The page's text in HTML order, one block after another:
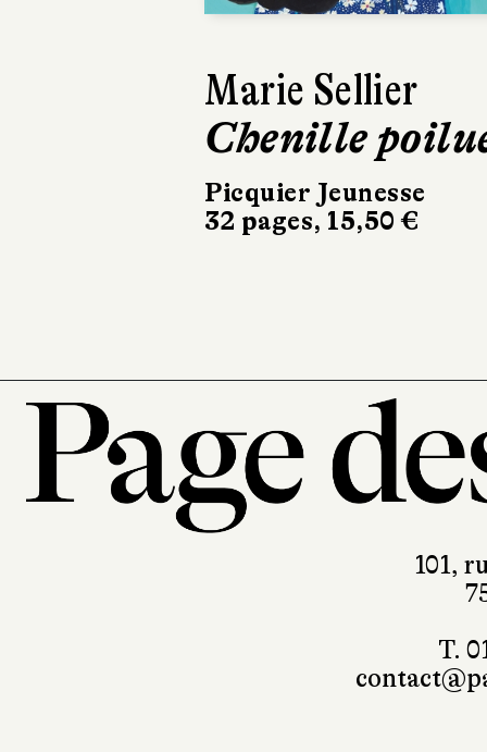
Marie Sellier
Chenille
Picquier Jeunesse
32 pages, 15,50 €
Isabelle
Myla et
bateau
Gallimard
101,
T.